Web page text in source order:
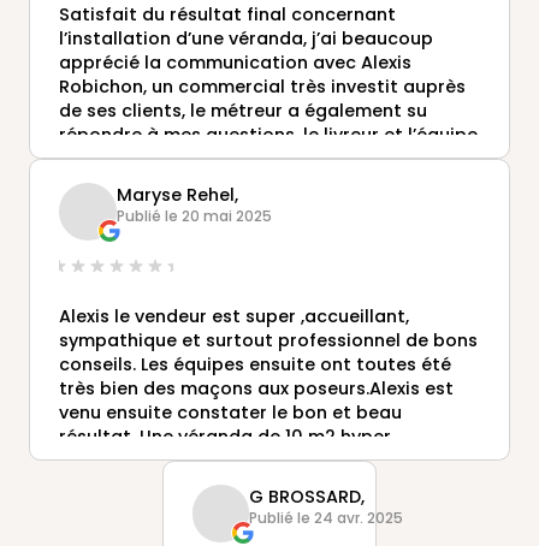
Satisfait du résultat final concernant
l’installation d’une véranda, j’ai beaucoup
apprécié la communication avec Alexis
Robichon, un commercial très investit auprès
de ses clients, le métreur a également su
répondre à mes questions, le livreur et l’équipe
de pose ont été professionnel aussi n’hésitant
pas à communiquer par téléphone avant
d’intervenir. Je recommande cette agence!
Maryse Rehel,
Publié le 20 mai 2025
Alexis le vendeur est super ,accueillant,
sympathique et surtout professionnel de bons
conseils. Les équipes ensuite ont toutes été
très bien des maçons aux poseurs.Alexis est
venu ensuite constater le bon et beau
résultat. Une véranda de 10 m2 hyper
agréable, lumineuse. Plus que des finissions
intérieures à faire
Merci pour tout.
Un projet? N’hésitez pas Alexis Rebichon.
G BROSSARD,
Publié le 24 avr. 2025